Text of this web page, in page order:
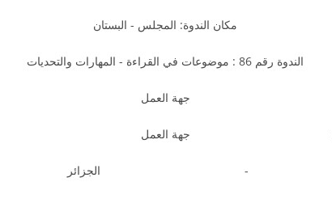
مكان الندوة: المجلس - البستان
الندوة رقم 86 : موضوعات في القراءة - المهارات والتحديات
جهة العمل
جهة العمل
- الجزائر